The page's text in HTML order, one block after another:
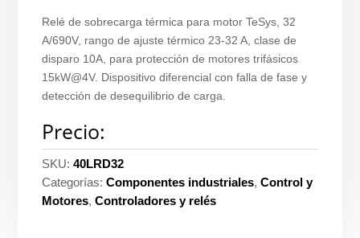
Relé de sobrecarga térmica para motor TeSys, 32
A/690V, rango de ajuste térmico 23-32 A, clase de
disparo 10A, para protección de motores trifásicos
15kW@4V. Dispositivo diferencial con falla de fase y
detección de desequilibrio de carga.
Precio:
SKU:40LRD32
Categorías:Componentes industriales,Control y
Motores,Controladores y relés